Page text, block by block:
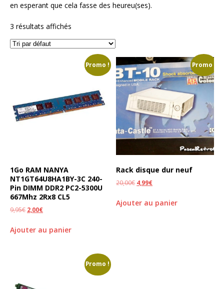
en esperant que cela fasse des heureu(ses).
3 résultats affichés
Promo !
1Go RAM NANYA
NT1GT64U8HA1BY-3C 240-
Pin DIMM DDR2 PC2-5300U
667Mhz 2Rx8 CL5
9,95€ 2,00€
Ajouter au panier
Promo !
Rack disque dur neuf
20,00€ 4,99€
Ajouter au panier
Promo !